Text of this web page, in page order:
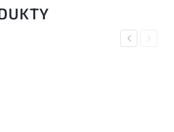
PreviousNext